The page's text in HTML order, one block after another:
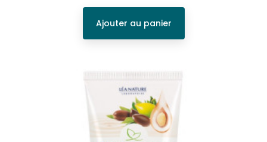
Ajouter au panier